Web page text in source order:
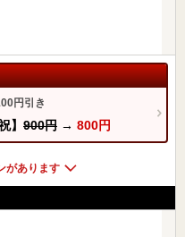
円引き
】 900円 → 800円
があります